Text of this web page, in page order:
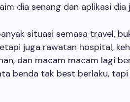
dia senang dan aplikasi dia
situasi semasa travel,
juga rawatan hospital,
dan macam macam lagi
benda tak best berlaku, tapi